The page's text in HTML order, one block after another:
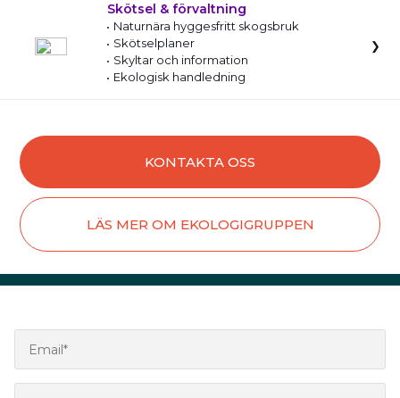
Skötsel & förvaltning
Naturnära hyggesfritt skogsbruk
Skötselplaner
Skyltar och information
Ekologisk handledning
KONTAKTA OSS
LÄS MER OM EKOLOGIGRUPPEN